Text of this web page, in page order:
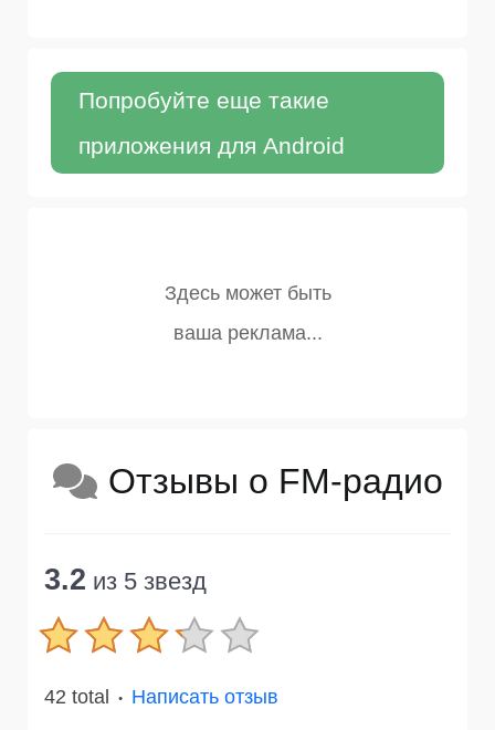
Попробуйте еще такие
приложения для Android
Отзывы о FM-радио
3.2 из 5 звезд
42 total ● Написать отзыв